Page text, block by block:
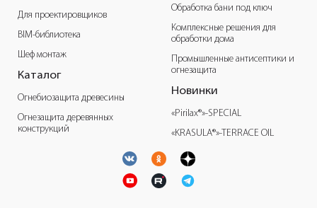
Для проектировщиков
BIM-библиотека
Шеф монтаж
Каталог
Огнебиозащита древесины
Огнезащита деревянных
конструкций
Обработка бани под ключ
Комплексные решения для
обработки дома
Промышленные антисептики и
огнезащита
Новинки
«Pirilax®»-SPECIAL
«KRASULA®»-TERRACE OIL